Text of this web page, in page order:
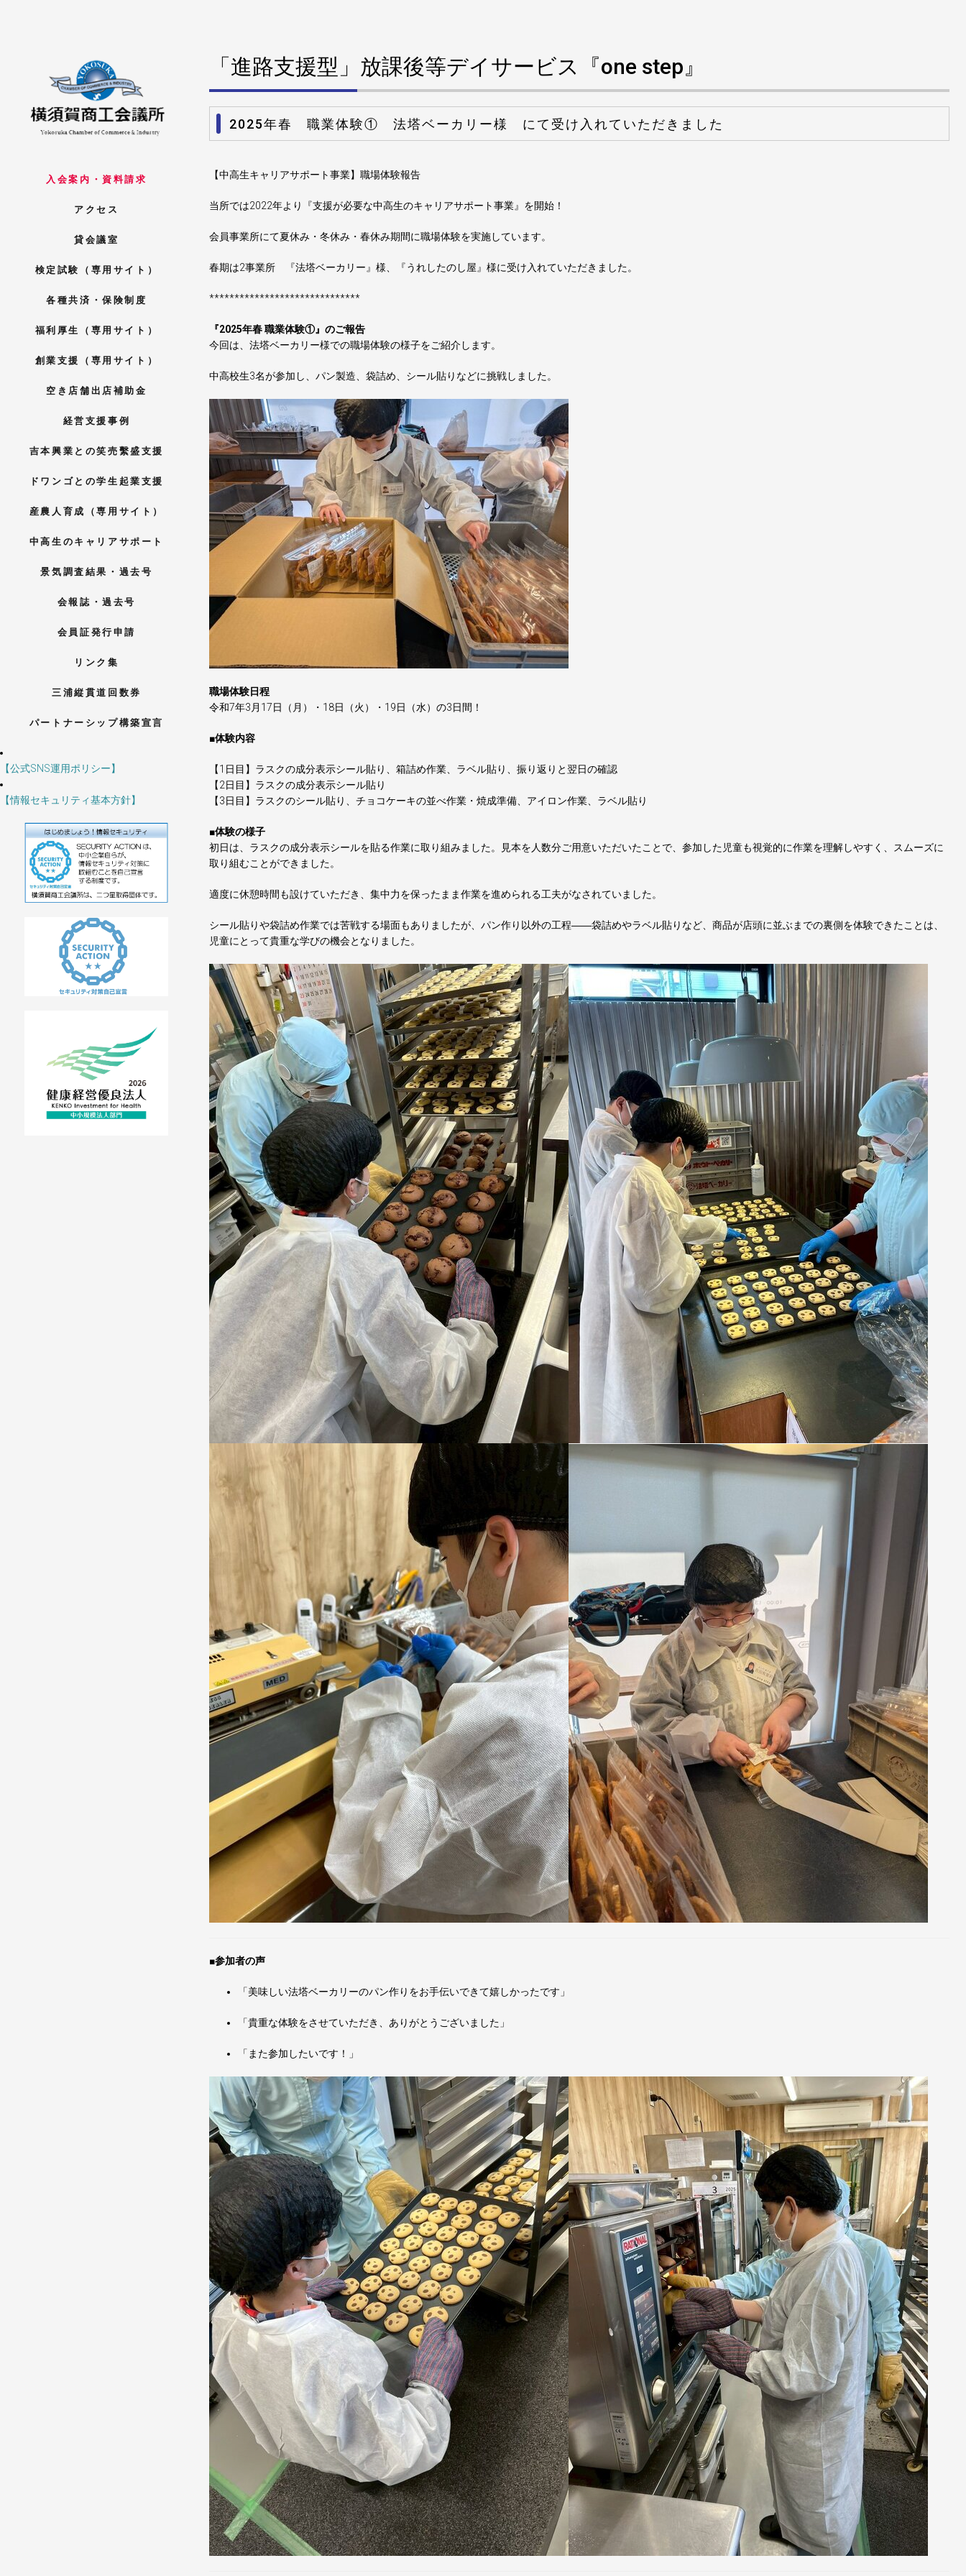
入会案内・資料請求
アクセス
貸会議室
検定試験（専用サイト）
各種共済・保険制度
福利厚生（専用サイト）
創業支援（専用サイト）
空き店舗出店補助金
経営支援事例
吉本興業との笑売繫盛支援
ドワンゴとの学生起業支援
産農人育成（専用サイト）
中高生のキャリアサポート
景気調査結果・過去号
会報誌・過去号
会員証発行申請
リンク集
三浦縦貫道回数券
パートナーシップ構築宣言
【公式SNS運用ポリシー】
【情報セキュリティ基本方針】
「進路支援型」放課後等デイサービス『one step』
2025年春 職業体験① 法塔ベーカリー様 にて受け入れていただきました
【中高生キャリアサポート事業】職場体験報告
当所では2022年より『支援が必要な中高生のキャリアサポート事業』を開始！
会員事業所にて夏休み・冬休み・春休み期間に職場体験を実施しています。
春期は2事業所 『法塔ベーカリー』様、『うれしたのし屋』様に受け入れていただきました。
******************************
『2025年春 職業体験①』のご報告
今回は、法塔ベーカリー様での職場体験の様子をご紹介します。
中高校生3名が参加し、パン製造、袋詰め、シール貼りなどに挑戦しました。
職場体験日程
令和7年3月17日（月）・18日（火）・19日（水）の3日間！
■体験内容
【1日目】ラスクの成分表示シール貼り、箱詰め作業、ラベル貼り、振り返りと翌日の確認
【2日目】ラスクの成分表示シール貼り
【3日目】ラスクのシール貼り、チョコケーキの並べ作業・焼成準備、アイロン作業、ラベル貼り
■体験の様子
初日は、ラスクの成分表示シールを貼る作業に取り組みました。見本を人数分ご用意いただいたことで、参加した児童も視覚的に作業を理解しやすく、スムーズに
取り組むことができました。
適度に休憩時間も設けていただき、集中力を保ったまま作業を進められる工夫がなされていました。
シール貼りや袋詰め作業では苦戦する場面もありましたが、パン作り以外の工程――袋詰めやラベル貼りなど、商品が店頭に並ぶまでの裏側を体験できたことは、
児童にとって貴重な学びの機会となりました。
■参加者の声
「美味しい法塔ベーカリーのパン作りをお手伝いできて嬉しかったです」
「貴重な体験をさせていただき、ありがとうございました」
「また参加したいです！」